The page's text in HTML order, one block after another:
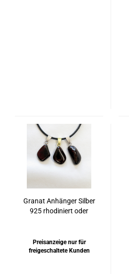
Granat Anhänger Silber
925 rhodiniert oder
Preisanzeige nur für
freigeschaltete Kunden